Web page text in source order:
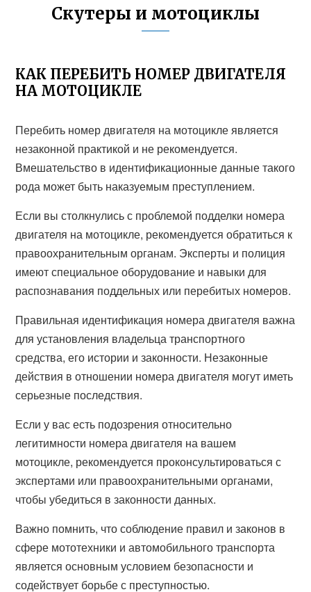
Скутеры и мотоциклы
КАК ПЕРЕБИТЬ НОМЕР ДВИГАТЕЛЯ
НА МОТОЦИКЛЕ
Перебить номер двигателя на мотоцикле является
незаконной практикой и не рекомендуется.
Вмешательство в идентификационные данные такого
рода может быть наказуемым преступлением.
Если вы столкнулись с проблемой подделки номера
двигателя на мотоцикле, рекомендуется обратиться к
правоохранительным органам. Эксперты и полиция
имеют специальное оборудование и навыки для
распознавания поддельных или перебитых номеров.
Правильная идентификация номера двигателя важна
для установления владельца транспортного
средства, его истории и законности. Незаконные
действия в отношении номера двигателя могут иметь
серьезные последствия.
Если у вас есть подозрения относительно
легитимности номера двигателя на вашем
мотоцикле, рекомендуется проконсультироваться с
экспертами или правоохранительными органами,
чтобы убедиться в законности данных.
Важно помнить, что соблюдение правил и законов в
сфере мототехники и автомобильного транспорта
является основным условием безопасности и
содействует борьбе с преступностью.